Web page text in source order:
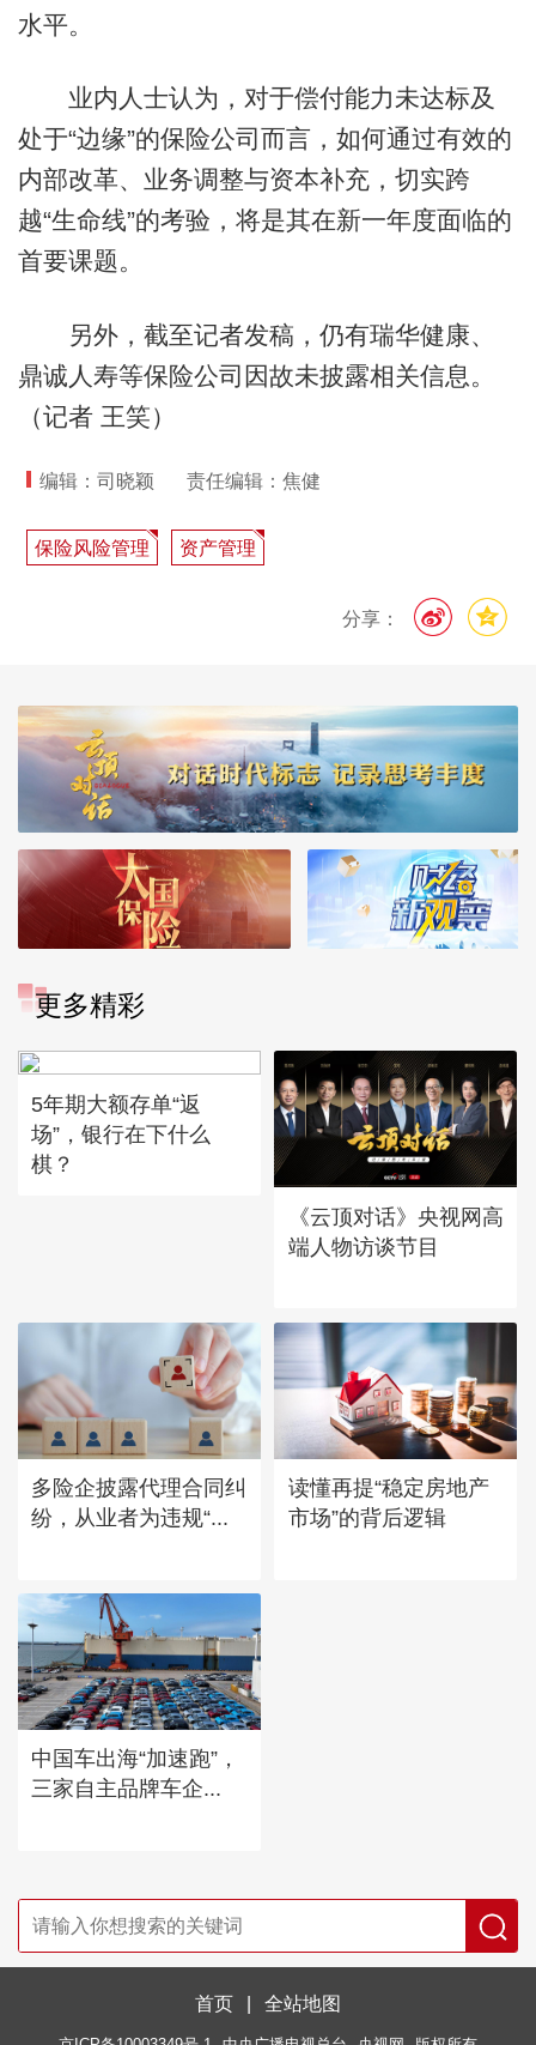
水平。
业内人士认为，对于偿付能力未达标及
处于“边缘”的保险公司而言，如何通过有效的
内部改革、业务调整与资本补充，切实跨
越“生命线”的考验，将是其在新一年度面临的
首要课题。
另外，截至记者发稿，仍有瑞华健康、
鼎诚人寿等保险公司因故未披露相关信息。
（记者 王笑）
编辑：司晓颖 责任编辑：焦健
保险风险管理 资产管理
分享：
更多精彩
5年期大额存单“返
场”，银行在下什么
棋？
《云顶对话》央视网高
端人物访谈节目
多险企披露代理合同纠
纷，从业者为违规“...
读懂再提“稳定房地产
市场”的背后逻辑
中国车出海“加速跑”，
三家自主品牌车企...
首页 全站地图